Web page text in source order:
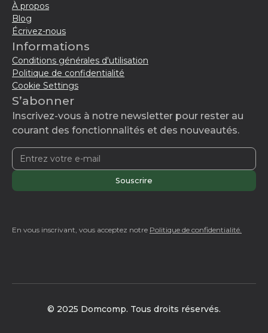
À propos
Blog
Écrivez-nous
Informations
Conditions générales d'utilisation
Politique de confidentialité
Cookie Settings
S’abonner
Inscrivez-vous à notre newsletter pour rester au
courant des fonctionnalités et des nouveautés.
En vous inscrivant, vous acceptez notre Politique de confidentialité.
© 2025 Domcomp. Tous droits réservés.